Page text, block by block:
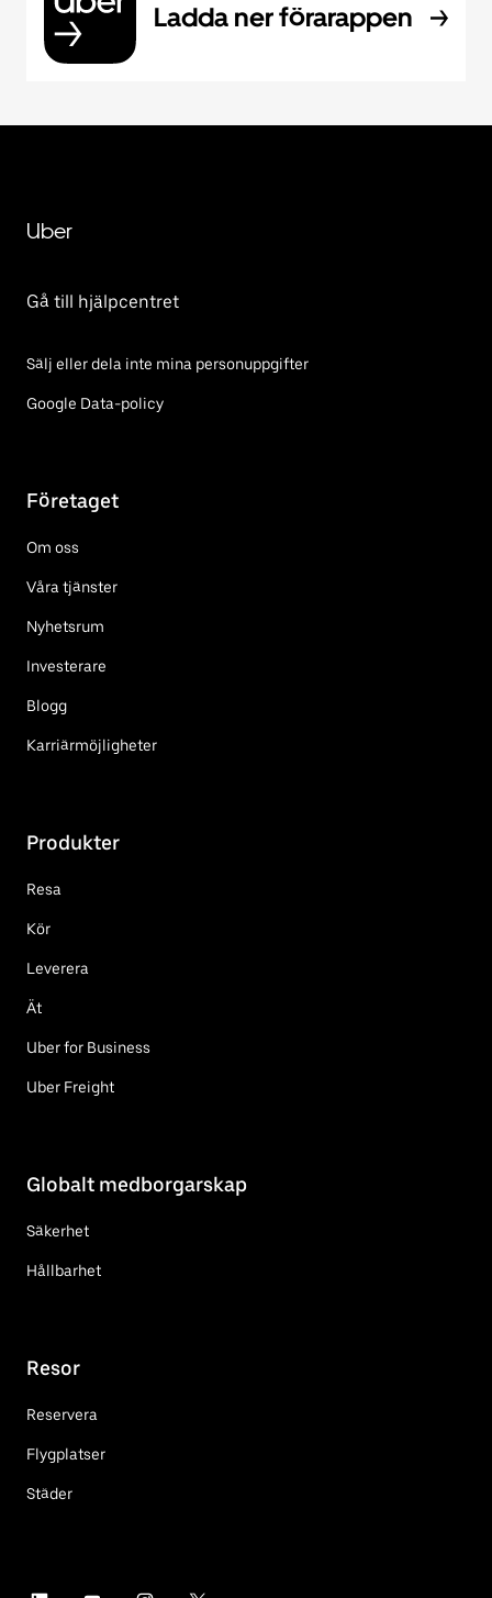
Ladda ner förarappen
Uber
Gå till hjälpcentret
Sälj eller dela inte mina personuppgifter
Google Data-policy
Företaget
Om oss
Våra tjänster
Nyhetsrum
Investerare
Blogg
Karriärmöjligheter
Produkter
Resa
Kör
Leverera
Ät
Uber for Business
Uber Freight
Globalt medborgarskap
Säkerhet
Hållbarhet
Resor
Reservera
Flygplatser
Städer